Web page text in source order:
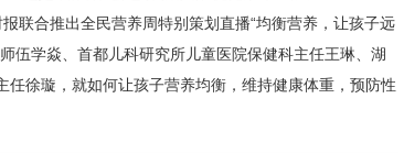
联合推出全民营养周特别策划直播“均衡营养，让孩子远
伍学焱、首都儿科研究所儿童医院保健科主任王琳、湖
徐璇，就如何让孩子营养均衡，维持健康体重，预防性